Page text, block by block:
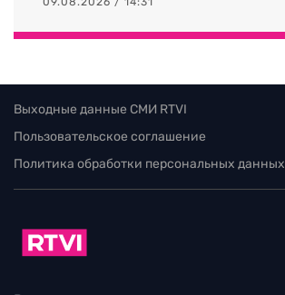
Выходные данные СМИ RTVI
Пользовательское соглашение
Политика обработки персональных данных